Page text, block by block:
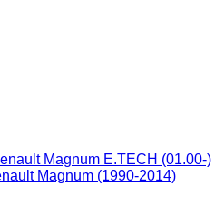
Magnum E.TECH (01.00-)
Magnum (1990-2014)